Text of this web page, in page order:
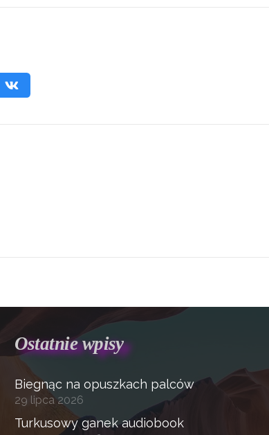
Ostatnie wpisy
Biegnąc na opuszkach palców
29 lipca 2026
Turkusowy ganek audiobook